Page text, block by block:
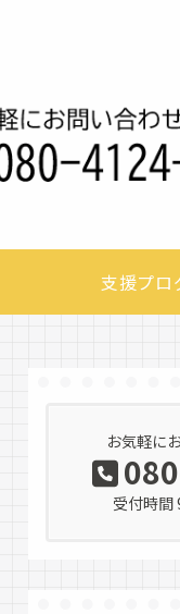
支援プロ
お気軽に
受付時間